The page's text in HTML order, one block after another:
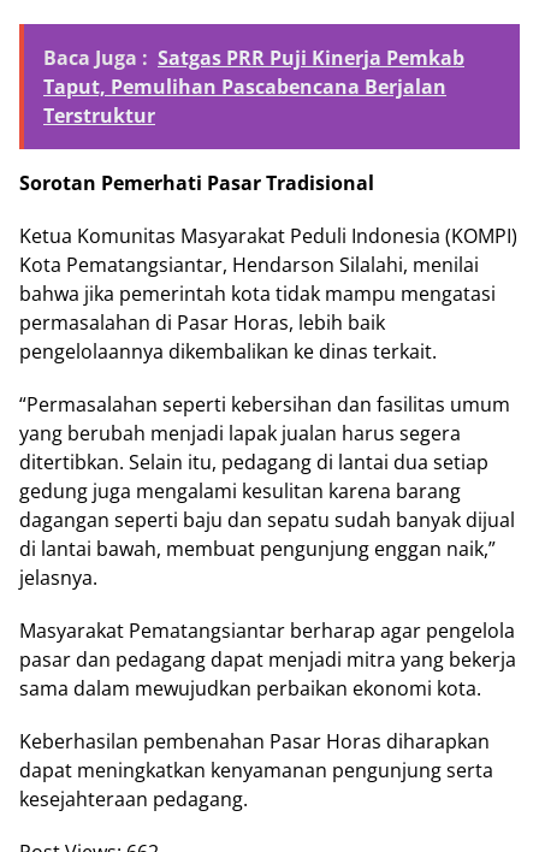
Baca Juga : Satgas PRR Puji Kinerja Pemkab
Taput, Pemulihan Pascabencana Berjalan
Terstruktur
Sorotan Pemerhati Pasar Tradisional
Ketua Komunitas Masyarakat Peduli Indonesia (KOMPI)
Kota Pematangsiantar, Hendarson Silalahi, menilai
bahwa jika pemerintah kota tidak mampu mengatasi
permasalahan di Pasar Horas, lebih baik
pengelolaannya dikembalikan ke dinas terkait.
“Permasalahan seperti kebersihan dan fasilitas umum
yang berubah menjadi lapak jualan harus segera
ditertibkan. Selain itu, pedagang di lantai dua setiap
gedung juga mengalami kesulitan karena barang
dagangan seperti baju dan sepatu sudah banyak dijual
di lantai bawah, membuat pengunjung enggan naik,”
jelasnya.
Masyarakat Pematangsiantar berharap agar pengelola
pasar dan pedagang dapat menjadi mitra yang bekerja
sama dalam mewujudkan perbaikan ekonomi kota.
Keberhasilan pembenahan Pasar Horas diharapkan
dapat meningkatkan kenyamanan pengunjung serta
kesejahteraan pedagang.